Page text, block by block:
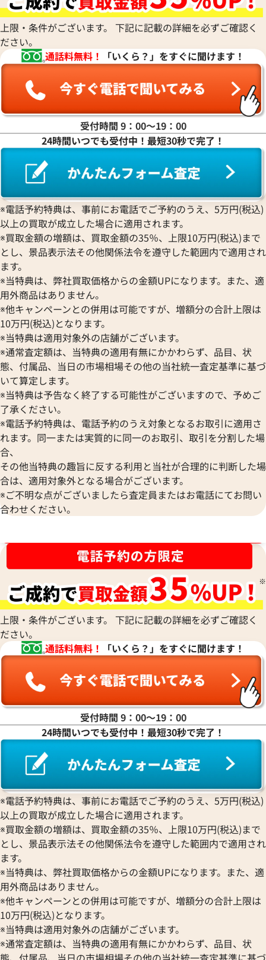
参考買取価格
18,000 円
2024年7月3日時点
参考買取価格
18,000 円
2024年7月3日時点
ジルサンダー ショルダーバッグ レザー
参考買取価格
18,000
2025年2月3日時点
ジルサンダー ト
参考買取価格
2026年2月3日時点
ジルサンダー ショルダーバッグ レザー
参考買取価格
13,000円
ジルサンダー シ
ス レザー
7,000円
上限・条件がございます。 下記に記載の詳細を必ずご確認く
ださい。
通話料無料！
「いくら？」をすぐに聞けます！
受付時間 9：00〜19：00
24時間いつでも受付中！最短30秒で完了！
※電話予約特典は、事前にお電話でご予約のうえ、5万円(税込)
以上の買取が成立した場合に適用されます。
※買取金額の増額は、買取金額の35％、上限10万円(税込)まで
とし、景品表示法その他関係法令を遵守した範囲内で適用され
ます。
※当特典は、弊社買取価格からの金額UPになります。また、適
用外商品はありません。
※他キャンペーンとの併用は可能ですが、増額分の合計上限は
10万円(税込)となります。
※当特典は適用対象外の店舗がございます。
※通常査定額は、当特典の適用有無にかかわらず、品目、状
態、付属品、当日の市場相場その他の当社統一査定基準に基づ
いて算定します。
※当特典は予告なく終了する可能性がございますので、予めご
了承ください。
※電話予約特典は、電話予約のうえ対象となるお取引に適用さ
れます。同一または実質的に同一のお取引、取引を分割した場
合、
その他当特典の趣旨に反する利用と当社が合理的に判断した場
合は、適用対象外となる場合がございます。
※ご不明な点がございましたら査定員またはお電話にてお問い
合わせください。
上限・条件がございます。 下記に記載の詳細を必ずご確認く
ださい。
通話料無料！
「いくら？」をすぐに聞けます！
受付時間 9：00〜19：00
24時間いつでも受付中！最短30秒で完了！
※電話予約特典は、事前にお電話でご予約のうえ、5万円(税込)
以上の買取が成立した場合に適用されます。
※買取金額の増額は、買取金額の35％、上限10万円(税込)まで
とし、景品表示法その他関係法令を遵守した範囲内で適用され
ます。
※当特典は、弊社買取価格からの金額UPになります。また、適
用外商品はありません。
※他キャンペーンとの併用は可能ですが、増額分の合計上限は
10万円(税込)となります。
※当特典は適用対象外の店舗がございます。
※通常査定額は、当特典の適用有無にかかわらず、品目、状